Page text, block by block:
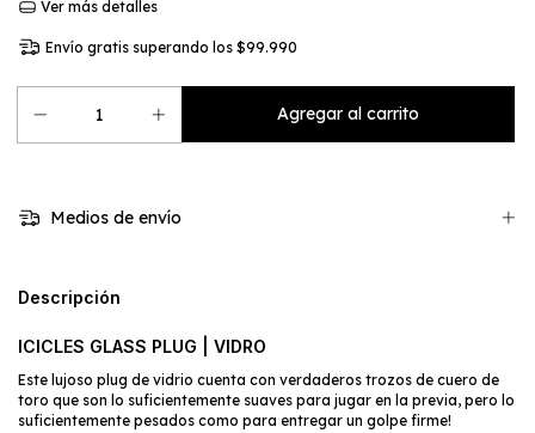
Ver más detalles
Envío gratis superando los $99.990
Medios de envío
Descripción
ICICLES GLASS PLUG | VIDRO
Este lujoso plug de vidrio cuenta con verdaderos trozos de cuero de
toro que son lo suficientemente suaves para jugar en la previa, pero lo
suficientemente pesados como para entregar un golpe firme!